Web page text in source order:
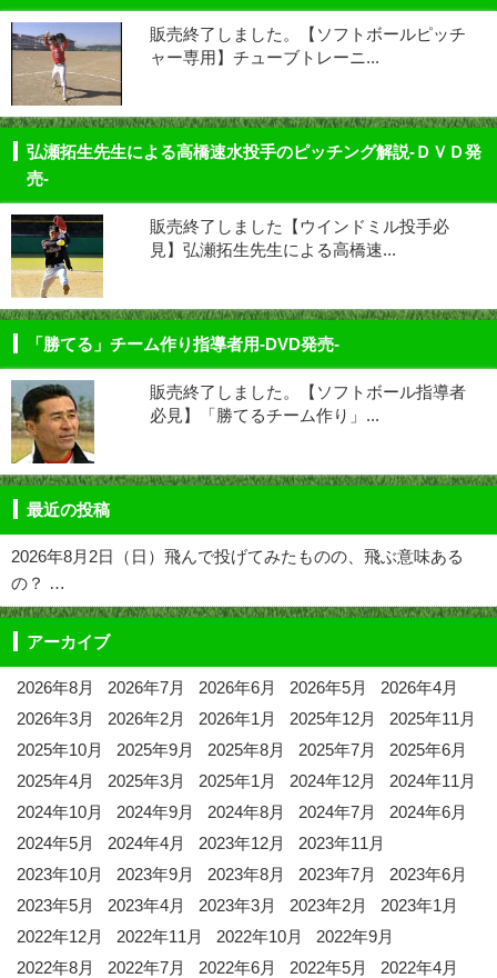
販売終了しました。【ソフトボールピッチ
ャー専用】チューブトレーニ...
弘瀬拓生先生による高橋速水投手のピッチング解説-ＤＶＤ発
売-
販売終了しました【ウインドミル投手必
見】弘瀬拓生先生による高橋速...
「勝てる」チーム作り指導者用-DVD発売-
販売終了しました。【ソフトボール指導者
必見】「勝てるチーム作り」...
最近の投稿
2026年8月2日（日）飛んで投げてみたものの、飛ぶ意味ある
の？ …
アーカイブ
2026年8月 2026年7月 2026年6月 2026年5月
2026年4月
2026年3月
2026年2月 2026年1月 2025年12月
2025年11月
2025年10月
2025年9月 2025年8月 2025年7月
2025年6月
2025年4月
2025年3月 2025年1月 2024年12月
2024年11月
2024年10月
2024年9月 2024年8月 2024年7月
2024年6月
2024年5月
2024年4月 2023年12月
2023年11月
2023年10月
2023年9月 2023年8月 2023年7月
2023年6月
2023年5月
2023年4月 2023年3月 2023年2月
2023年1月
2022年12月
2022年11月 2022年10月
2022年9月
2022年8月
2022年7月 2022年6月 2022年5月
2022年4月